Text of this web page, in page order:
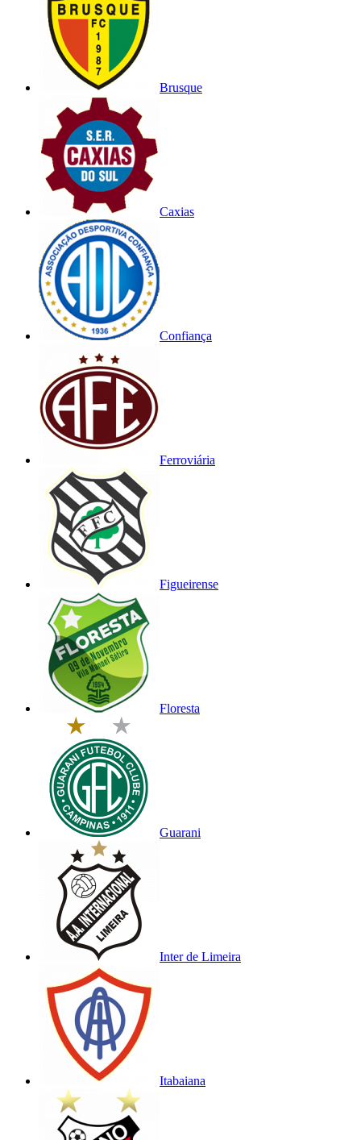
Brusque
Caxias
Confiança
Ferroviária
Figueirense
Floresta
Guarani
Inter de Limeira
Itabaiana